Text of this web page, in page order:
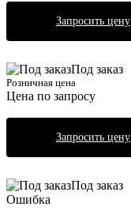
Запросить цену
Под заказ
Розничная цена
Цена по запросу
Запросить цену
Под заказ
Ошибка